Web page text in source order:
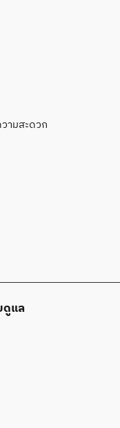
ามสะดวก
ดูแล